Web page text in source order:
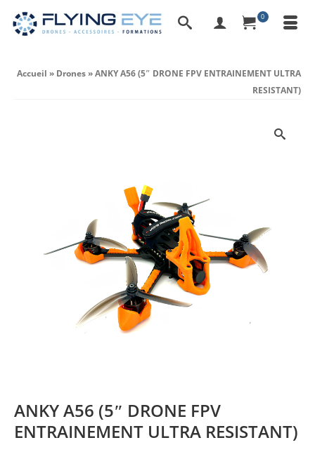
0
Accueil » Drones»ANKY A56 (5″ DRONE FPV ENTRAINEMENT ULTRA
RESISTANT)
ANKY A56 (5″ DRONE FPV
ENTRAINEMENT ULTRA RESISTANT)